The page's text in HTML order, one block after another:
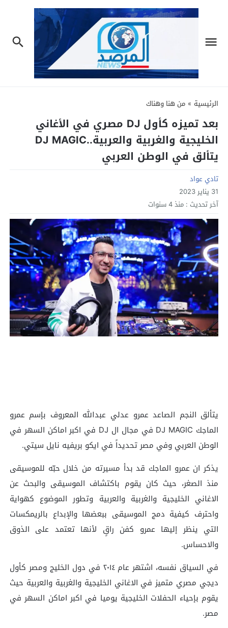
الرئيسية » من هنا وهناك
بعد تميزه كأول DJ مصري في الأغاني
الخليجية والغربية والعربية..DJ MAGIC
يتألق في الوطن العربي
تادي عواد
31 يناير 2023
آخر تحديث : منذ 4 سنوات
يتألق النجم الصاعد عمرو عدلي عبدالله المعروف بإسم عمرو
الماجك DJ MAGIC في مجال ال DJ في اكبر اماكن السهر في
الوطن العربي وفي مصر تحديداً في ايكو بريفيه نايل سيتي.
يذكر ان عمرو الماجك قد بدأ مسيرته من خلال حبّه للموسيقى
منذ الصغر، حيث كان يقوم باكتشاف الموسيقى والبحث عن
الاغاني الخليجية والغربية والعربية وتطور الموضوع كهواية
واحترف كيفية دمج الموسيقى ببعضها والإبداع بالريمكسات
التي ينظر إليها عمرو كفن راقٍ لأنها تعتمد على الذوق
والاحساس.
في السياق نفسه، اشتهر عام ٢٠١٤ في دول الخليج ومصر كأول
ديجي مصري متميز في الاغاني الخليجية والغربية والعربية حيث
يقوم بإحياء الحفلات الخليجية يوميا في اكبر اماكن السهر في
مصر.